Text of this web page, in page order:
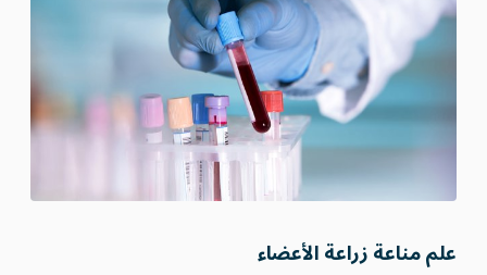
علم مناعة زراعة الأعضاء